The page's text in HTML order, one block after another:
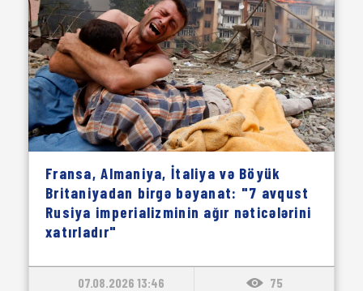
Fransa, Almaniya, İtaliya və Böyük
Britaniyadan birgə bəyanat: "7 avqust
Rusiya imperializminin ağır nəticələrini
xatırladır"
07.08.2026 13:46 75